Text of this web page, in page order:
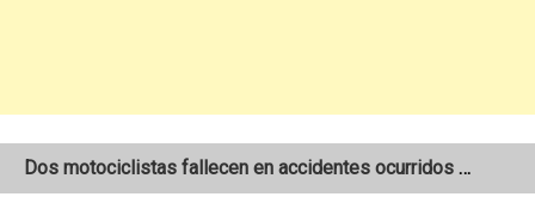
Dos motociclistas fallecen en accidentes ocurridos en la Carretera Nueva a León